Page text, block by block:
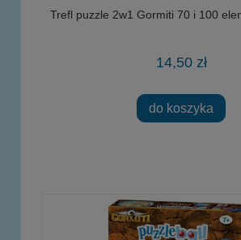
Trefl puzzle 2w1 Gormiti 70 i 100
14,50 zł
do koszyka